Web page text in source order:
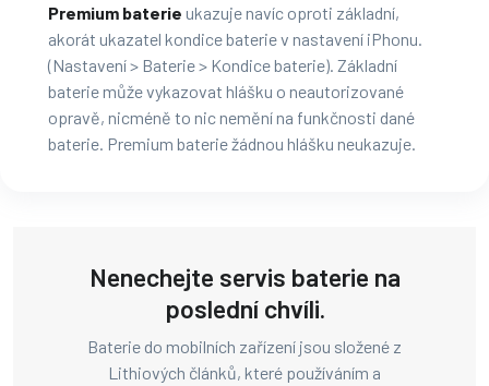
Premium baterie ukazuje navíc oproti základní,
akorát ukazatel kondice baterie v nastavení iPhonu.
(Nastavení > Baterie > Kondice baterie). Základní
baterie může vykazovat hlášku o neautorizované
opravě, nicméně to nic nemění na funkčnosti dané
baterie. Premium baterie žádnou hlášku neukazuje.
Nenechejte servis baterie na
poslední chvíli.
Baterie do mobilních zařízení jsou složené z
Lithiových článků, které používáním a